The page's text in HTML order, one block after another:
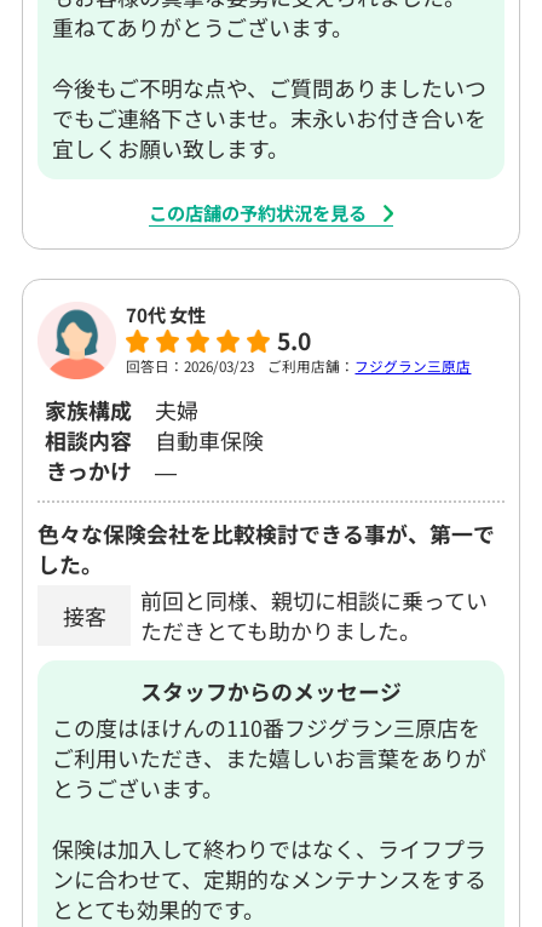
重ねてありがとうございます。
今後もご不明な点や、ご質問ありましたいつ
でもご連絡下さいませ。末永いお付き合いを
宜しくお願い致します。
この店舗の予約状況を見る
70代 女性
5.0
回答日：2026/03/23 ご利用店舗： フジグラン三原店
家族構成
夫婦
相談内容
自動車保険
きっかけ
―
色々な保険会社を比較検討できる事が、第一で
した。
接客
前回と同様、親切に相談に乗ってい
ただきとても助かりました。
スタッフからのメッセージ
この度はほけんの110番フジグラン三原店を
ご利用いただき、また嬉しいお言葉をありが
とうございます。
保険は加入して終わりではなく、ライフプラ
ンに合わせて、定期的なメンテナンスをする
ととても効果的です。